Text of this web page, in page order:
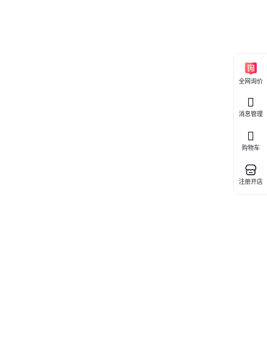
全网询价
消息管理
购物车
注册开店